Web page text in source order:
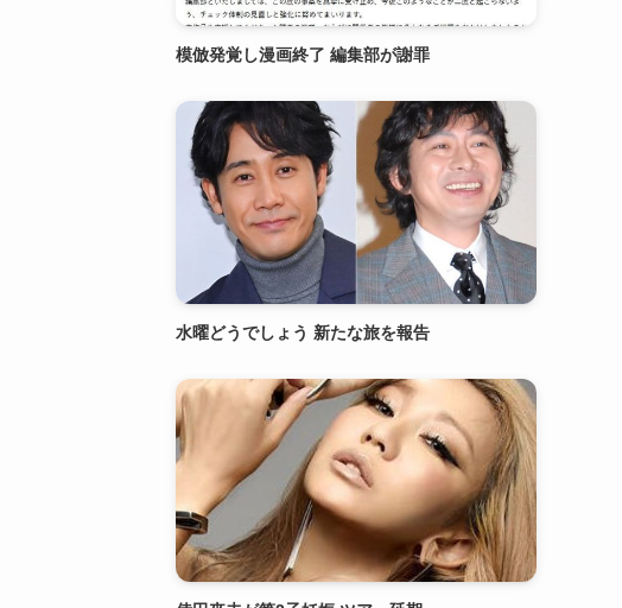
模倣発覚し漫画終了 編集部が謝罪
水曜どうでしょう 新たな旅を報告